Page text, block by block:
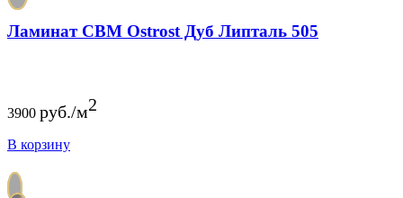
Ламинат CBM Ostrost Дуб Липталь 505
3900 руб./м2
В корзину